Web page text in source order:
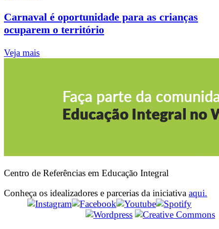
Carnaval é oportunidade para as crianças
ocuparem o território
Veja mais
Centro de Referências em Educação Integral
Conheça os idealizadores e parcerias da iniciativa aqui.